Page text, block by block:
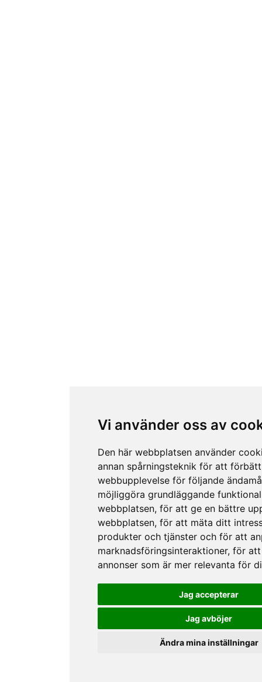
Vi använder oss av
Den här webbplatsen använder
annan spårningsteknik för att
webbupplevelse för följande
möjliggöra grundläggande
webbplatsen, för att ge en bättre
webbplatsen, för att mäta ditt
produkter och tjänster och för att
marknadsföringsinteraktioner, för att
annonser som är mer relevanta för
Jag accepterar
Jag avböjer
Ändra mina inställningar